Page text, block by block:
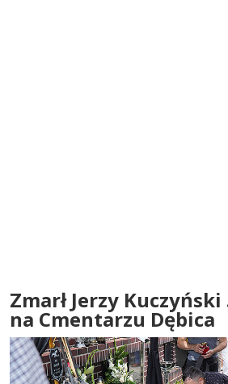
Zmarł Jerzy Kuczyński
na Cmentarzu Dębica